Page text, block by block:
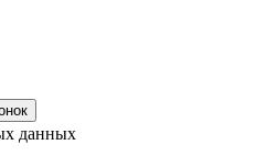
данных